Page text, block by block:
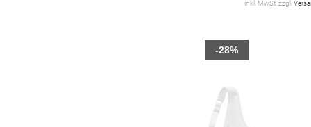
inkl. MwSt. zzgl.
-28%